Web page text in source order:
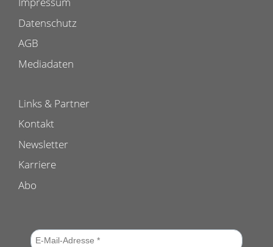
Datenschutz
AGB
Mediadaten
Links & Partner
Kontakt
Newsletter
Karriere
Abo